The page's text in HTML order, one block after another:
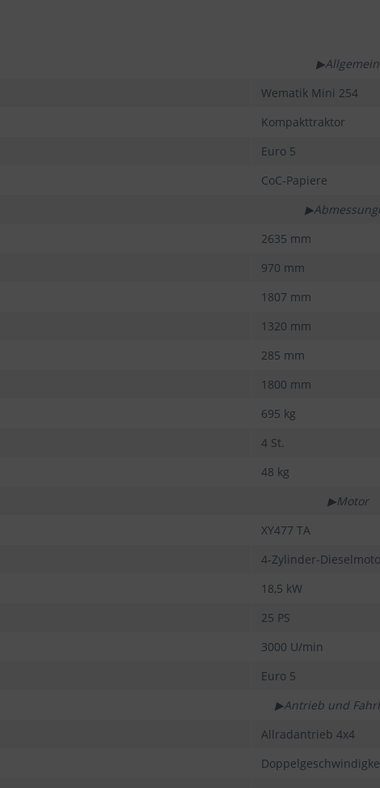
▶Allgemein
Wematik Mini 254
Kompakttraktor
Euro 5
CoC-Papiere
2635 mm
970 mm
1807 mm
1320 mm
285 mm
1800 mm
695 kg
4 St.
48 kg
▶Motor
XY477 TA
4-Zylinder-
18,5 kW
25 PS
3000 U/min
Euro 5
▶Antrieb und
Allradantrieb 4x4